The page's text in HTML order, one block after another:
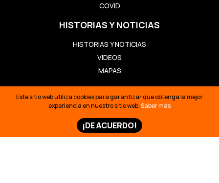
COVID
HISTORIAS Y NOTICIAS
HISTORIAS Y NOTICIAS
VIDEOS
MAPAS
AMAZON FRONTLINES: DEFENDIENDO LOS DERECHOS
CULTURAL EN LA SELVA AMAZÓNICA. © 2026
ESTE SITIO WEB UTILIZA COOKIES PARA GARANTIZAR QUE
Este sitio web utiliza cookies para garantizar que obtenga la mejor
experiencia en nuestro sitio web.Saber más
¡DE ACUERDO!